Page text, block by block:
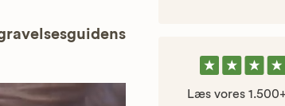
Læs vores